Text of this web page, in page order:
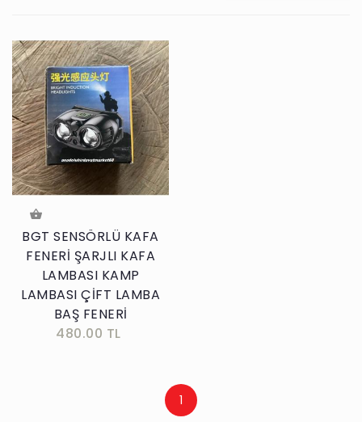
BGT SENSÖRLÜ KAFA
FENERİ ŞARJLI KAFA
LAMBASI KAMP
LAMBASI ÇİFT LAMBA
BAŞ FENERİ
480.00 TL
1